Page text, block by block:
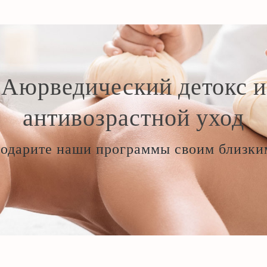
Аюрведический детокс и
антивозрастной уход
наши программы своим